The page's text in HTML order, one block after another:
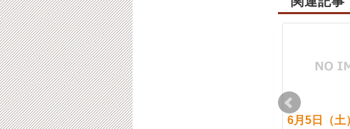
12月10日（月）のご案
6月5日（土